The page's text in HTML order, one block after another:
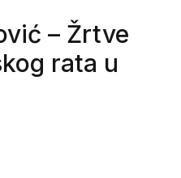
– Žrtve
rata u